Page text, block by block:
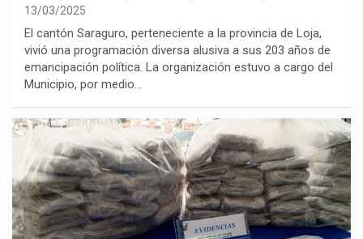
13/03/2025
El cantón Saraguro, perteneciente a la provincia de Loja,
vivió una programación diversa alusiva a sus 203 años de
emancipación política. La organización estuvo a cargo del
Municipio, por medio…